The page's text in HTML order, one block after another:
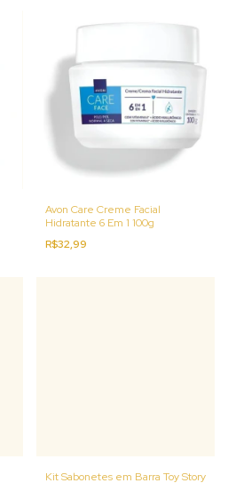
Avon Care Creme Facial
Hidratante 6 Em 1 100g
R$32,99
Kit Sabonetes em Barra Toy Story